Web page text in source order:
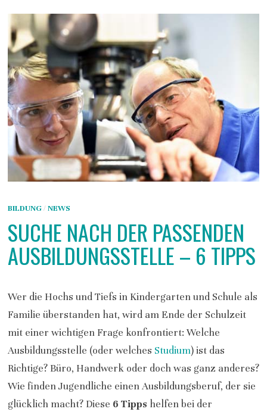
BILDUNG/ NEWS
SUCHE NACH DER PASSENDEN
AUSBILDUNGSSTELLE – 6 TIPPS
Wer die Hochs und Tiefs in Kindergarten und Schule als
Familie überstanden hat, wird am Ende der Schulzeit
mit einer wichtigen Frage konfrontiert: Welche
Ausbildungsstelle (oder welches Studium) ist das
Richtige? Büro, Handwerk oder doch was ganz anderes?
Wie finden Jugendliche einen Ausbildungsberuf, der sie
glücklich macht? Diese 6 Tipps helfen bei der